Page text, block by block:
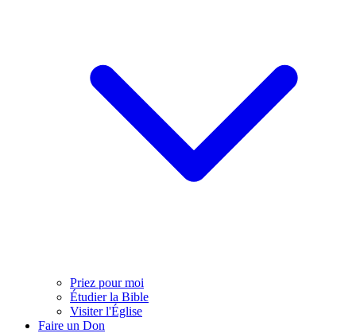
Priez pour moi
Étudier la Bible
Visiter l'Église
Faire un Don